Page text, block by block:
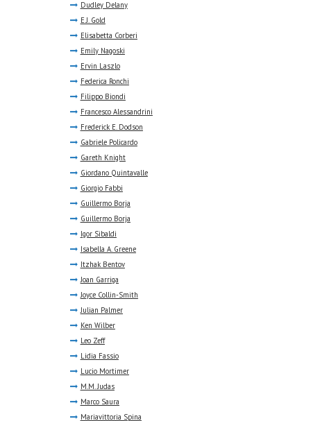
Dudley Delany
E.J. Gold
Elisabetta Corberi
Emily Nagoski
Ervin Laszlo
Federica Ronchi
Filippo Biondi
Francesco Alessandrini
Frederick E. Dodson
Gabriele Policardo
Gareth Knight
Giordano Quintavalle
Giorgio Fabbi
Guillermo Borja
Guillermo Borja
Igor Sibaldi
Isabella A. Greene
Itzhak Bentov
Joan Garriga
Joyce Collin-Smith
Julian Palmer
Ken Wilber
Leo Zeff
Lidia Fassio
Lucio Mortimer
M.M. Judas
Marco Saura
Mariavittoria Spina